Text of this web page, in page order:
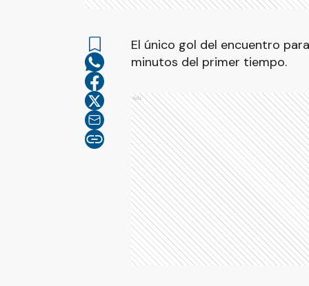
El único gol del encuentro
minutos del primer tiempo.
Ads